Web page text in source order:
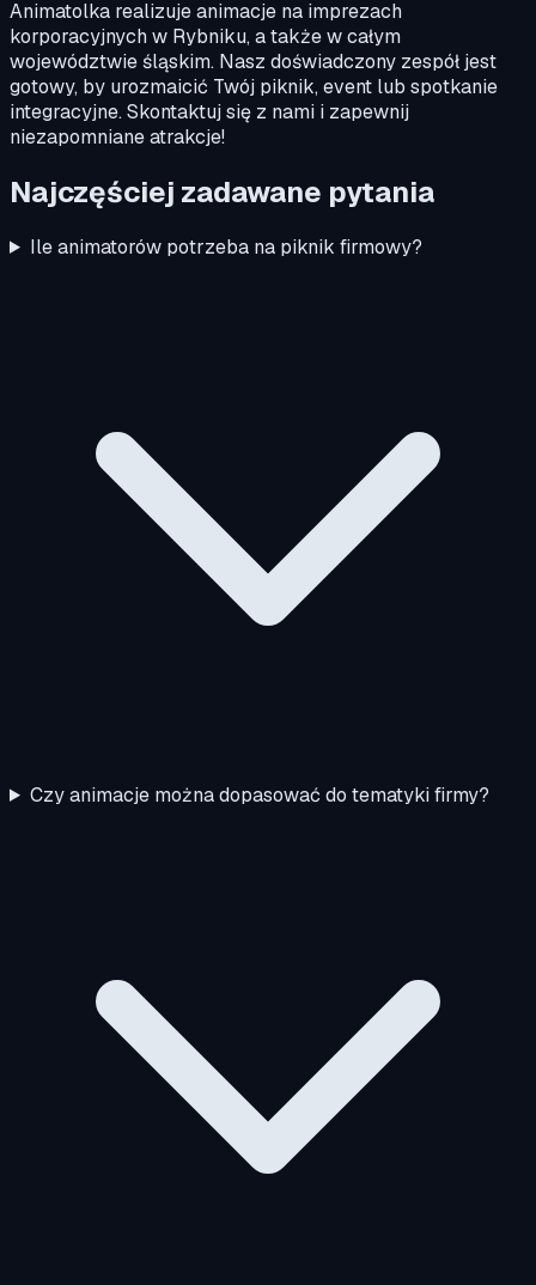
Animatolka realizuje animacje na imprezach
korporacyjnych w Rybniku, a także w całym
województwie śląskim. Nasz doświadczony zespół jest
gotowy, by urozmaicić Twój piknik, event lub spotkanie
integracyjne. Skontaktuj się z nami i zapewnij
niezapomniane atrakcje!
Najczęściej zadawane pytania
Ile animatorów potrzeba na piknik firmowy?
Czy animacje można dopasować do tematyki firmy?